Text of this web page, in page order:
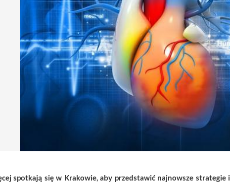
spotkają się w Krakowie, aby przedstawić najnowsze strategie i